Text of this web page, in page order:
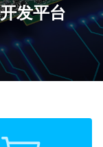
发平台